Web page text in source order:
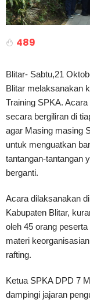
489
Blitar- Sabtu,21
Blitar melaksanakan
Training SPKA.
secara bergiliran di
agar Masing masing
untuk menguatkan
tantangan-tantangan
berganti.
Acara dilaksanakan
Kabupaten Blitar,
oleh 45 orang
materi
rafting.
Ketua SPKA DPD 7
dampingi jajaran